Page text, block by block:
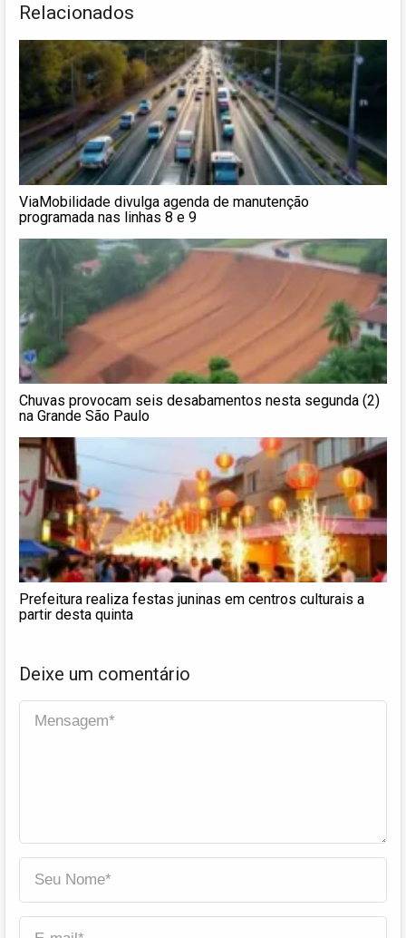
Relacionados
ViaMobilidade divulga agenda de manutenção
programada nas linhas 8 e 9
Chuvas provocam seis desabamentos nesta segunda (2)
na Grande São Paulo
Prefeitura realiza festas juninas em centros culturais a
partir desta quinta
Deixe um comentário